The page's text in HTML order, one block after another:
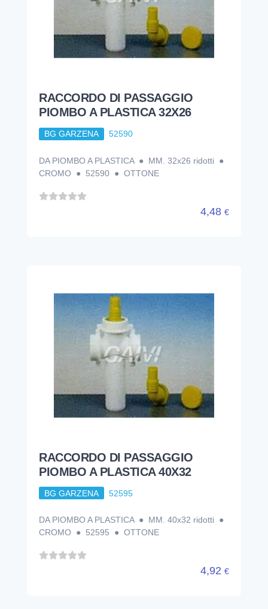
RACCORDO DI PASSAGGIO
PIOMBO A PLASTICA 32X26
BG GARZENA 52590
DA PIOMBO A PLASTICA ● MM. 32x26 ridotti ●
CROMO ● 52590 ● OTTONE
4,48 €
RACCORDO DI PASSAGGIO
PIOMBO A PLASTICA 40X32
BG GARZENA 52595
DA PIOMBO A PLASTICA ● MM. 40x32 ridotti ●
CROMO ● 52595 ● OTTONE
4,92 €